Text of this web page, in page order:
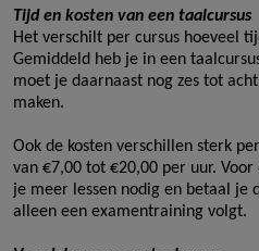
Tijd en kosten van een taalcursus
Het verschilt per cursus hoeveel
Gemiddeld heb je in een
moet je daarnaast nog zes tot
maken.
Ook de kosten verschillen sterk
van €7,00 tot €20,00 per uur.
je meer lessen nodig en betaal je
alleen een examentraining volgt.